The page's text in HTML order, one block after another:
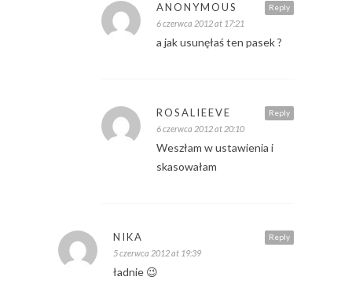
Reply
ANONYMOUS
6 czerwca 2012 at 17:21
a jak usunęłaś ten pasek ?
Reply
ROSALIEEVE
6 czerwca 2012 at 20:10
Weszłam w ustawienia i
skasowałam
Reply
NIKA
5 czerwca 2012 at 19:39
ładnie 😉